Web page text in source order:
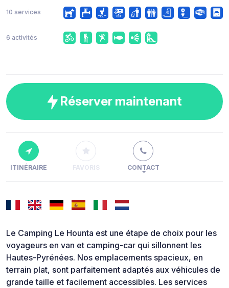
10 services
6 activités
Réserver maintenant
ITINÉRAIRE FAVORIS CONTACT
Le Camping Le Hounta est une étape de choix pour les
voyageurs en van et camping-car qui sillonnent les
Hautes-Pyrénées. Nos emplacements spacieux, en
terrain plat, sont parfaitement adaptés aux véhicules de
grande taille et facilement accessibles. Les services